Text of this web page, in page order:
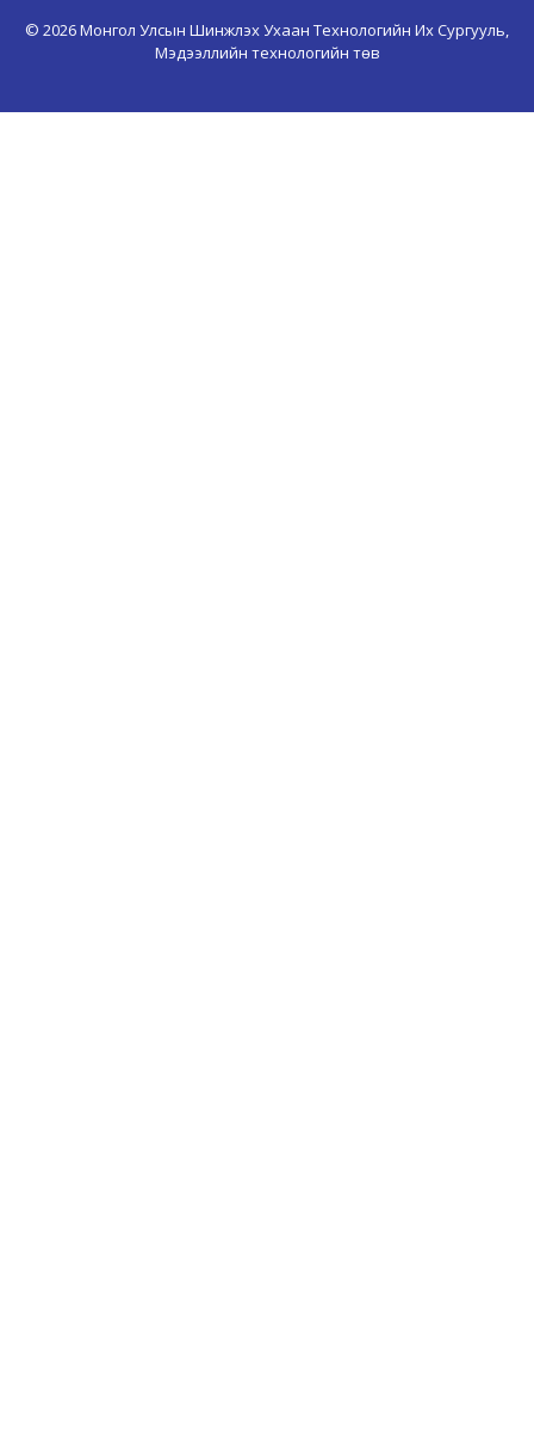
© 2026 Монгол Улсын Шинжлэх Ухаан Технологийн Их Сургууль,
Мэдээллийн технологийн төв